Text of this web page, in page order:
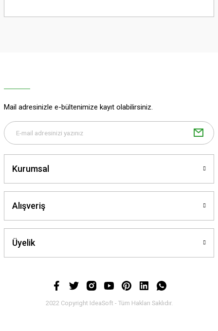
Gönder
Mail adresinizle e-bültenimize kayıt olabilirsiniz.
Kurumsal
Alışveriş
Üyelik
2022 Copyright IdeaSoft - Tüm Hakları Saklıdır.